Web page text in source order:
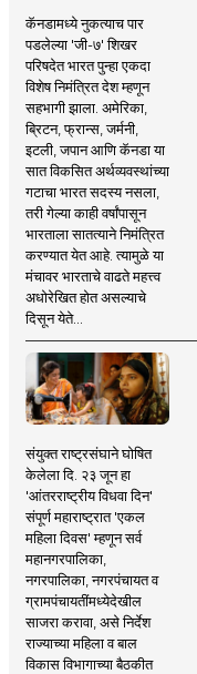
कॅनडामध्ये नुकत्याच पार
पडलेल्या 'जी-७' शिखर
परिषदेत भारत पुन्हा एकदा
विशेष निमंत्रित देश म्हणून
सहभागी झाला. अमेरिका,
ब्रिटन, फ्रान्स, जर्मनी,
इटली, जपान आणि कॅनडा या
सात विकसित अर्थव्यवस्थांच्या
गटाचा भारत सदस्य नसला,
तरी गेल्या काही वर्षांपासून
भारताला सातत्याने निमंत्रित
करण्यात येत आहे. त्यामुळे या
मंचावर भारताचे वाढते महत्त्व
अधोरेखित होत असल्याचे
दिसून येते...
संयुक्त राष्ट्रसंघाने घोषित
केलेला दि. २३ जून हा
'आंतरराष्ट्रीय विधवा दिन'
संपूर्ण महाराष्ट्रात 'एकल
महिला दिवस' म्हणून सर्व
महानगरपालिका,
नगरपालिका, नगरपंचायत व
ग्रामपंचायतींमध्येदेखील
साजरा करावा, असे निर्देश
राज्याच्या महिला व बाल
विकास विभागाच्या बैठकीत